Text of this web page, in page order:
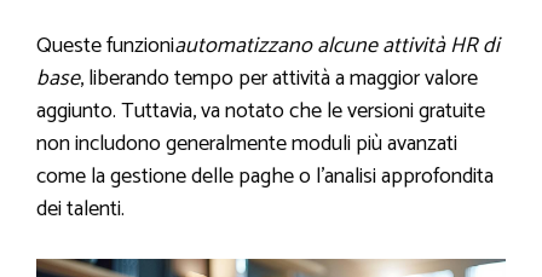
Queste funzioniautomatizzano alcune attività HR di
base, liberando tempo per attività a maggior valore
aggiunto. Tuttavia, va notato che le versioni gratuite
non includono generalmente moduli più avanzati
come la gestione delle paghe o l’analisi approfondita
dei talenti.